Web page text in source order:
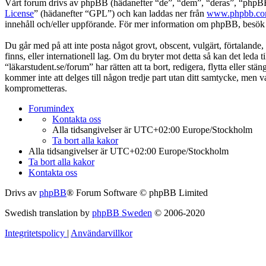
Vårt forum drivs av phpBB (hädanefter “de”, “dem”, “deras”,
License” (hädanefter “GPL”) och kan laddas ner från
innehåll och/eller uppförande. För mer information om phpBB,
Du går med på att inte posta något grovt, obscent, vulgärt,
finns, eller internationell lag. Om du bryter mot detta så kan det leda
“läkarstudent.se/forum” har rätten att ta bort, redigera, flytta eller
kommer inte att delges till någon tredje part utan ditt samtycke,
komprometteras.
Forumindex
Kontakta oss
Alla tidsangivelser är UTC+02:00 Europe/Stockholm
Ta bort alla kakor
Alla tidsangivelser är UTC+02:00 Europe/Stockholm
Ta bort alla kakor
Kontakta oss
Drivs av phpBB® Forum Software © phpBB Limited
Swedish translation by phpBB Sweden © 2006-2020
Integritetspolicy | Användarvillkor